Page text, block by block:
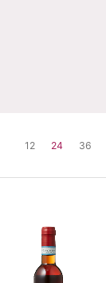
Content
12 24 36